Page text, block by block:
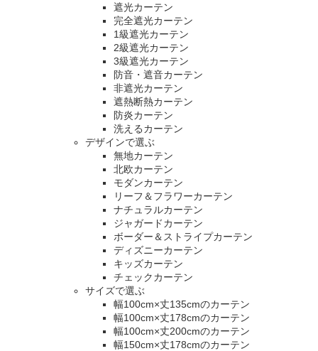
遮光カーテン
完全遮光カーテン
1級遮光カーテン
2級遮光カーテン
3級遮光カーテン
防音・遮音カーテン
非遮光カーテン
遮熱断熱カーテン
防炎カーテン
洗えるカーテン
デザインで選ぶ
無地カーテン
北欧カーテン
モダンカーテン
リーフ＆フラワーカーテン
ナチュラルカーテン
ジャガードカーテン
ボーダー＆ストライプカーテン
ディズニーカーテン
キッズカーテン
チェックカーテン
サイズで選ぶ
幅100cm×丈135cmのカーテン
幅100cm×丈178cmのカーテン
幅100cm×丈200cmのカーテン
幅150cm×丈178cmのカーテン